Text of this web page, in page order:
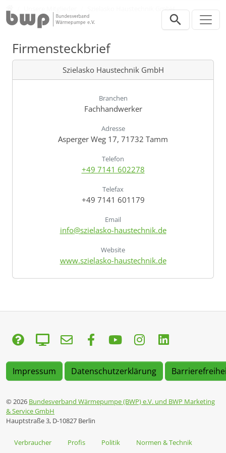
Szielasko Haustechnik GmbH
Firmensteckbrief
Szielasko Haustechnik GmbH
Branchen
Fachhandwerker
Adresse
Asperger Weg 17, 71732 Tamm
Telefon
+49 7141 602278
Telefax
+49 7141 601179
Email
info@szielasko-haustechnik.de
Website
www.szielasko-haustechnik.de
Impressum Datenschutzerklärung
© 2026 Bundesverband Wärmepumpe (BWP) e.V. und BWP Marketing
& Service GmbH
Hauptstraße 3, D-10827 Berlin
Verbraucher Profis Politik Normen & Technik